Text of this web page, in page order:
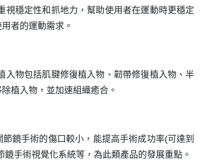
穩定性和抓地力，幫助使用者在運動時更穩定
者的運動需求。
物包括肌腱修復植入物、韌帶修復植入物、半
植入物，並加速組織癒合。
鏡手術的傷口較小，能提高手術成功率(可達到
手術視覺化系統等，為此類產品的發展重點。